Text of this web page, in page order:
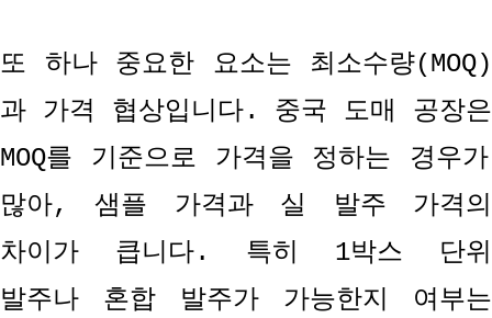
또 하나 중요한 요소는 최소수량(MOQ)
과 가격 협상입니다. 중국 도매 공장은
MOQ를 기준으로 가격을 정하는 경우가
많아,샘플 가격과 실 발주 가격의
차이가 큽니다. 특히 1박스 단위
발주나 혼합 발주가 가능한지 여부는